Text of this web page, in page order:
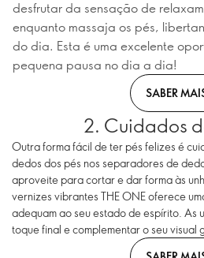
desfrutar da sensação de
enquanto massaja os pés,
do dia. Esta é uma excelente
pequena pausa no dia a dia!
SABER
2. Cuidados
Outra forma fácil de ter pés felizes é
dedos dos pés nos separadores de
aproveite para cortar e dar forma às
vernizes vibrantes THE ONE oferece
adequam ao seu estado de espírito. As
toque final e complementar o seu visual